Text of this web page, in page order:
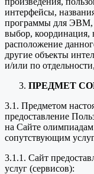
интерфейсы,
программы для ЭВМ,
выбор,
расположение
другие объекты
и/или по
ПРЕДМЕТ
3.1. Предметом
предоставление
на Сайте
сопутствующим
3.1.1. Сайт
услуг (сервисов):